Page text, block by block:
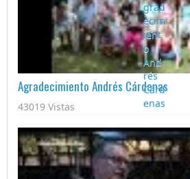
Agradecimiento Andrés Cárdenas
43019 Vistas